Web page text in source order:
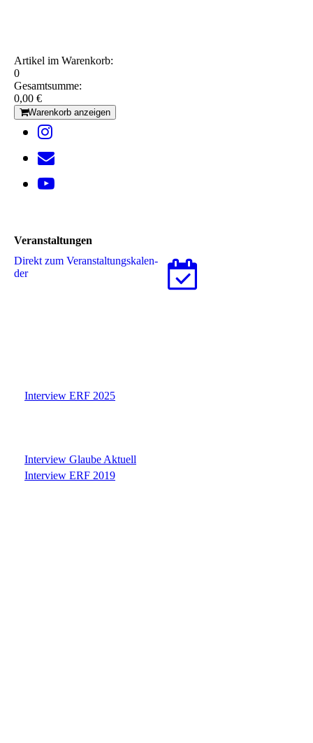
Artikel im Warenkorb:
0
Gesamtsumme:
0,00 €
Warenkorb anzeigen
Veranstaltungen
Direkt zum Ver­an­stal­tungs­ka­len­
der
Interview ERF 2025
Interview Glaube Aktuell
Interview ERF 2019